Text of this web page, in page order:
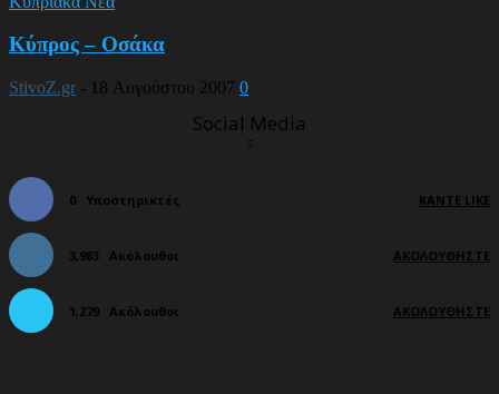
Κύπρος – Οσάκα
StivoZ.gr - 18 Αυγούστου 2007 0
Social Media
0 Υποστηρικτές ΚΆΝΤΕ LIKE
3,983 Ακόλουθοι ΑΚΟΛΟΥΘΉΣΤΕ
1,279 Ακόλουθοι ΑΚΟΛΟΥΘΉΣΤΕ